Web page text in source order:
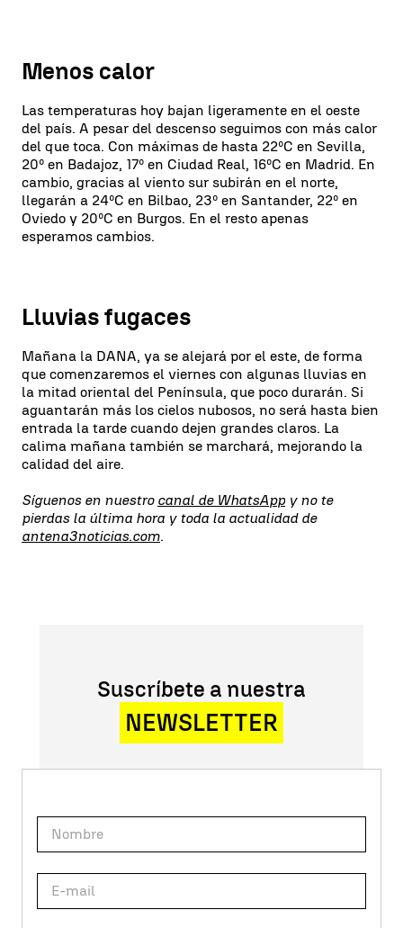
Menos calor
Las temperaturas hoy bajan ligeramente en el oeste
del país. A pesar del descenso seguimos con más calor
del que toca. Con máximas de hasta 22ºC en Sevilla,
20º en Badajoz, 17º en Ciudad Real, 16ºC en Madrid. En
cambio, gracias al viento sur subirán en el norte,
llegarán a 24ºC en Bilbao, 23º en Santander, 22º en
Oviedo y 20ºC en Burgos. En el resto apenas
esperamos cambios.
Lluvias fugaces
Mañana la DANA, ya se alejará por el este, de forma
que comenzaremos el viernes con algunas lluvias en
la mitad oriental del Península, que poco durarán. Si
aguantarán más los cielos nubosos, no será hasta bien
entrada la tarde cuando dejen grandes claros. La
calima mañana también se marchará, mejorando la
calidad del aire.
Síguenos en nuestro canal de WhatsApp y no te
pierdas la última hora y toda la actualidad de
antena3noticias.com.
Suscríbete a nuestra
NEWSLETTER